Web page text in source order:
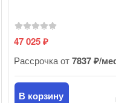
47 025₽
Рассрочка от7837 ₽/
В корзину